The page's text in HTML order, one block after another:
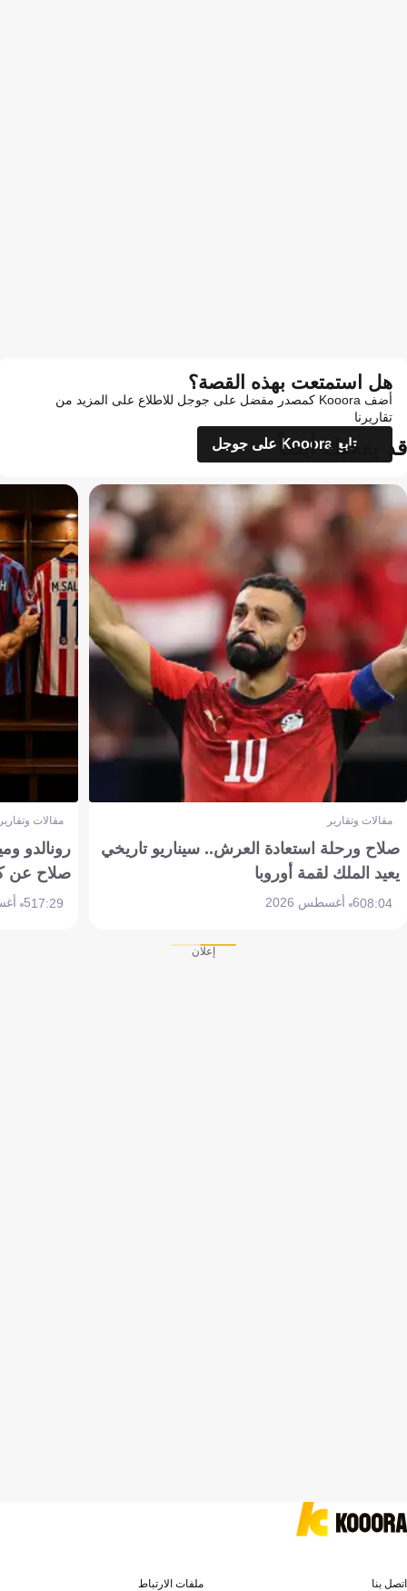
هل استمتعت بهذه القصة؟
أضف Kooora كمصدر مفضل على جوجل للاطلاع على المزيد من
تقاريرنا
تابع Kooora على جوجل
قد يعجبك أيضاً
مقالات وتقارير
صلاح ورحلة استعادة العرش.. سيناريو تاريخي
يعيد الملك لقمة أوروبا
08:046 أغسطس 2026
مقالات
رونالدو
صلاح عن
17:295 أغسطس 2026
إعلان
اتصل بنا ملفات الارتباط